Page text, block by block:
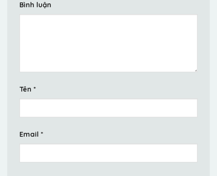
Bình luận
Tên *
Email *